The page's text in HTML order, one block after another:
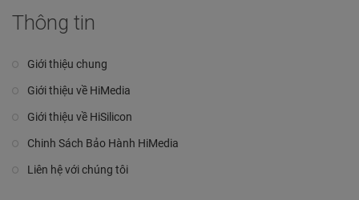
Thông tin
Giới thiệu chung
Giới thiệu về HiMedia
Giới thiệu về HiSilicon
Chinh Sách Bảo Hành HiMedia
Liên hệ với chúng tôi